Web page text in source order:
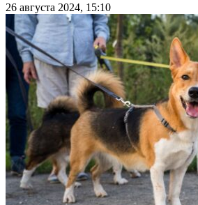
26 августа 2024, 15:10